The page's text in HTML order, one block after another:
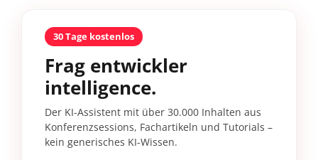
30 Tage kostenlos
Frag entwickler
intelligence.
Der KI-Assistent mit über 30.000 Inhalten aus
Konferenzsessions, Fachartikeln und Tutorials –
kein generisches KI-Wissen.